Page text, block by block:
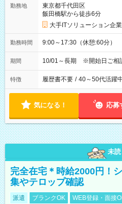
勤務地
東京都千代田区
飯田橋駅から徒歩6分
大手ITソリューション企業
勤務時間 9:00～17:30（休憩:60分）
期間 10/01～長期 ※開始日ご相
特徴 履歴書不要 / 40～50代活躍
気になる！ 応募
未読
完全在宅＊時給2000円！
集やテロップ確認
派遣 ブランクOK WEB登録・面接